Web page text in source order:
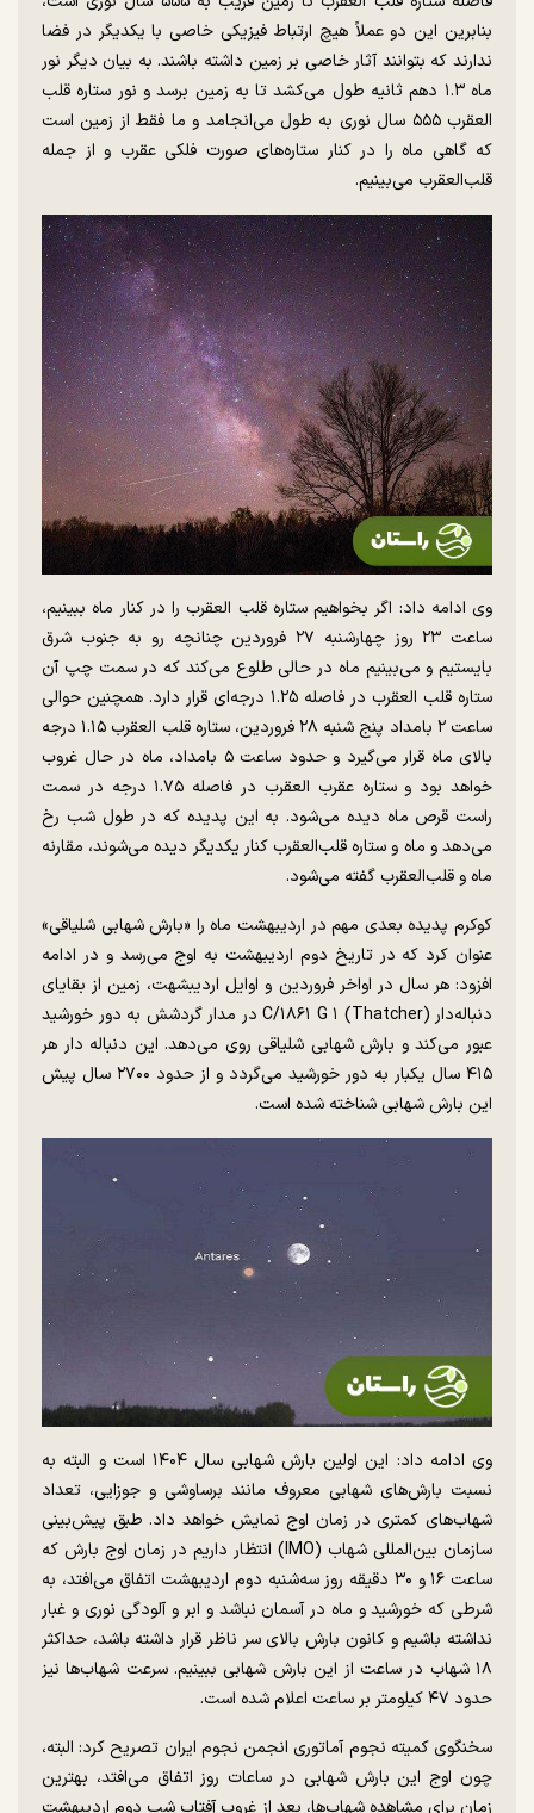
بنابرین این دو عملاً هیچ ارتباط فیزیکی خاصی با یکدیگر در فضا
ندارند که بتوانند آثار خاصی بر زمین داشته باشند. به بیان دیگر نور
ماه ۱.۳ دهم ثانیه طول می‌کشد تا به زمین برسد و نور ستاره قلب
العقرب ۵۵۵ سال نوری به طول می‌انجامد و ما فقط از زمین است
که گاهی ماه را در کنار ستاره‌های صورت فلکی عقرب و از جمله
قلب‌العقرب می‌بینیم.
وی ادامه داد: اگر بخواهیم ستاره قلب العقرب را در کنار ماه ببینیم،
ساعت ۲۳ روز چهارشنبه ۲۷ فروردین چنانچه رو به جنوب شرق
بایستیم و می‌بینیم ماه در حالی طلوع می‌کند که در سمت چپ آن
ستاره قلب العقرب در فاصله ۱.۲۵ درجه‌ای قرار دارد. همچنین حوالی
ساعت ۲ بامداد پنج شنبه ۲۸ فروردین، ستاره قلب العقرب ۱.۱۵ درجه
بالای ماه قرار می‌گیرد و حدود ساعت ۵ بامداد، ماه در حال غروب
خواهد بود و ستاره عقرب العقرب در فاصله ۱.۷۵ درجه در سمت
راست قرص ماه دیده می‌شود. به این پدیده که در طول شب رخ
می‌دهد و ماه و ستاره قلب‌العقرب کنار یکدیگر دیده می‌شوند، مقارنه
ماه و قلب‌العقرب گفته می‌شود.
کوکرم پدیده بعدی مهم در اردیبهشت ماه را «بارش شهابی شلیاقی»
عنوان کرد که در تاریخ دوم اردیبهشت به اوج می‌رسد و در ادامه
افزود: هر سال در اواخر فروردین و اوایل اردیبشهت، زمین از بقایای
دنباله‌دار C/۱۸۶۱ G ۱ (Thatcher) در مدار گردشش به دور خورشید
عبور می‌کند و بارش شهابی شلیاقی روی می‌دهد. این دنباله دار هر
۴۱۵ سال یکبار به دور خورشید می‌گردد و از حدود ۲۷۰۰ سال پیش
این بارش شهابی شناخته شده است.
وی ادامه داد: این اولین بارش شهابی سال ۱۴۰۴ است و البته به
نسبت بارش‌های شهابی معروف مانند برساوشی و جوزایی، تعداد
شهاب‌های کمتری در زمان اوج نمایش خواهد داد. طبق پیش‌بینی
سازمان بین‌المللی شهاب (IMO) انتظار داریم در زمان اوج بارش که
ساعت ۱۶ و ۳۰ دقیقه روز سه‌شنبه دوم اردیبهشت اتفاق می‌افتد، به
شرطی که خورشید و ماه در آسمان نباشد و ابر و آلودگی نوری و غبار
نداشته باشیم و کانون بارش بالای سر ناظر قرار داشته باشد، حداکثر
۱۸ شهاب در ساعت از این بارش شهابی ببینیم. سرعت شهاب‌ها نیز
حدود ۴۷ کیلومتر بر ساعت اعلام شده است.
سخنگوی کمیته نجوم آماتوری انجمن نجوم ایران تصریح کرد: البته،
چون اوج این بارش شهابی در ساعات روز اتفاق می‌افتد، بهترین
زمان برای مشاهده شهاب‌ها، بعد از غروب آفتاب شب دوم اردیبهشت